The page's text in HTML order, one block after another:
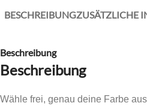
BESCHREIBUNGZUSÄTZLICHE
Beschreibung
Beschreibung
Wähle frei, genau deine Farbe